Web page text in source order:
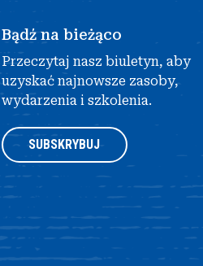
Bądź na bieżąco
Przeczytaj nasz biuletyn, aby
uzyskać najnowsze zasoby,
wydarzenia i szkolenia.
SUBSKRYBUJ